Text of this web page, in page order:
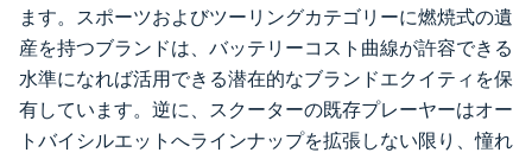
ます。スポーツおよびツーリングカテゴリーに燃焼式の遺
産を持つブランドは、バッテリーコスト曲線が許容できる
水準になれば活用できる潜在的なブランドエクイティを保
有しています。逆に、スクーターの既存プレーヤーはオー
トバイシルエットへラインナップを拡張しない限り、憧れ